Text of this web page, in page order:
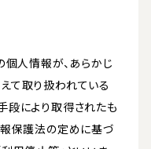
個人情報が、あらかじ
て取り扱われている
段により取得されたも
報保護法の定めに基づ